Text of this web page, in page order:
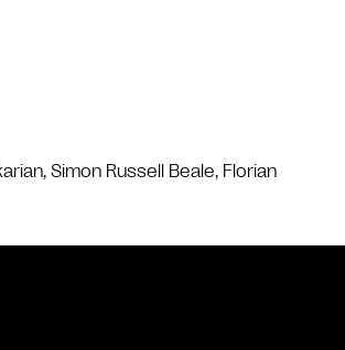
Simon Russell Beale, Florian